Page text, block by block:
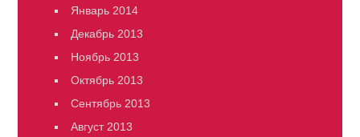
Январь 2014
Декабрь 2013
Ноябрь 2013
Октябрь 2013
Сентябрь 2013
Август 2013